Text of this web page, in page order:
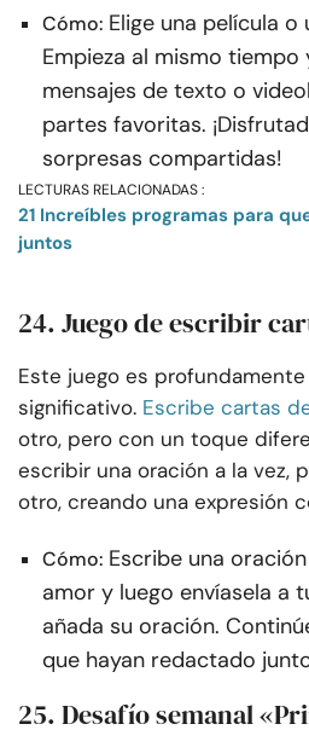
Cómo: Elige una película
Empieza al mismo
mensajes de texto o
partes favoritas.
sorpresas compartidas!
LECTURAS RELACIONADAS :
21 Increíbles programas para
juntos
24. Juego de escribir
Este juego es
significativo. Escribe cartas
otro, pero con un toque
escribir una oración a la vez,
otro, creando una expresión
Cómo: Escribe una
amor y luego envíasela a
añada su oración.
que hayan redactado
25. Desafío semanal